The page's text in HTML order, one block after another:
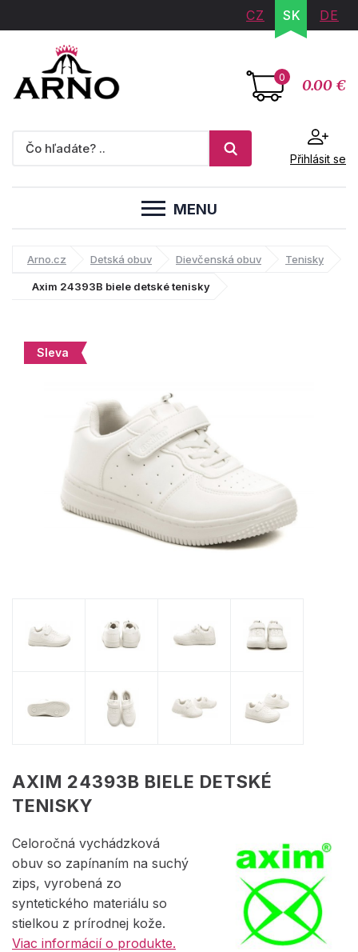
CZ SK DE
0 0.00 €
Přihlásit se
MENU
Arno.cz Detská obuv Dievčenská obuv Tenisky
Axim 24393B biele detské tenisky
Sleva
AXIM 24393B BIELE DETSKÉ
TENISKY
Celoročná vychádzková
obuv so zapínaním na suchý
zips, vyrobená zo
syntetického materiálu so
stielkou z prírodnej kože.
Viac informácií o produkte.